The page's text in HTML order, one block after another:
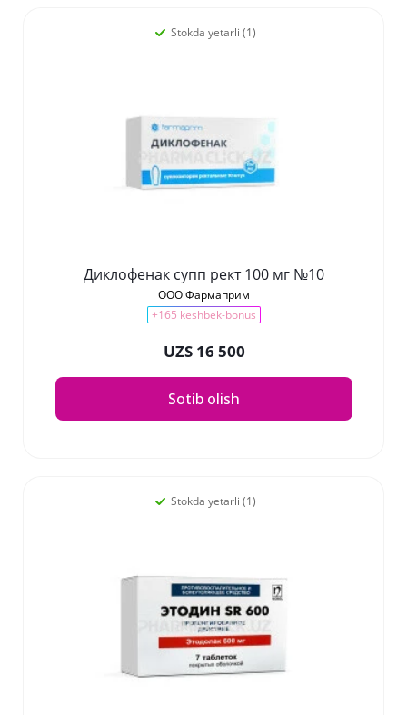
Stokda yetarli (1)
Диклофенак супп рект 100 мг №10
ООО Фармаприм
+165 keshbek-bonus
UZS 16 500
Sotib olish
Stokda yetarli (1)